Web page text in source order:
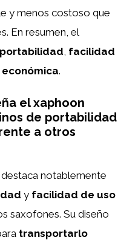
y menos costoso que
En resumen, el
portabilidad facilidad
.
el xaphoon
de portabilidad
a otros
destaca notablemente
y facilidad de uso
saxofones. Su diseño
transportarlo